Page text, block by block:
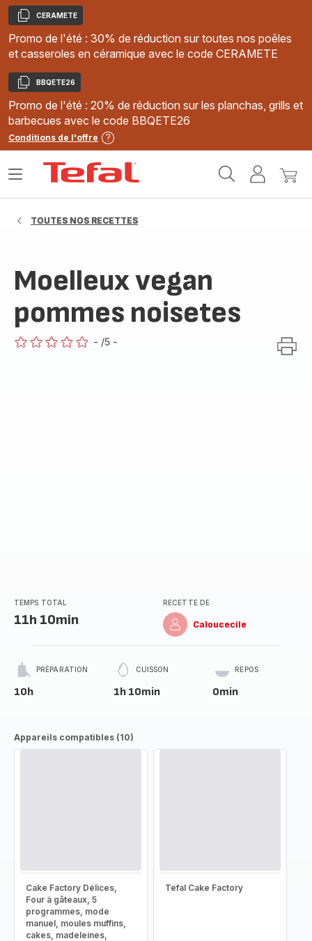
Copier
CERAMETE
Promo de l'été : 30% de réduction sur toutes nos poêles
et casseroles en céramique avec le code CERAMETE
Copier
BBQETE26
Promo de l'été : 20% de réduction sur les planchas, grills et
barbecues avec le code BBQETE26
Conditions de l'offre
MonMon
Ouvrir
TOUTES NOS RECETTES
Moelleux vegan
pommes noisetes
- /5 -
TEMPS TOTAL
11h 10min
RECETTE DE
Caloucecile
PRÉPARATION
10h
CUISSON
1h 10min
REPOS
0min
Appareils compatibles (10)
Cake Factory Délices,
Four à gâteaux, 5
programmes, mode
manuel, moules muffins,
cakes, madeleines,
Tefal Cake Factory